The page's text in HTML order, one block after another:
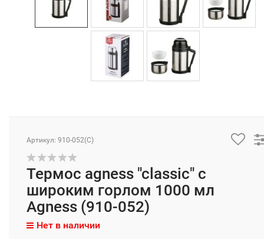
Артикул: 910-052(C)
Термос agness "classic" с
широким горлом 1000 мл
Agness (910-052)
Нет в наличии